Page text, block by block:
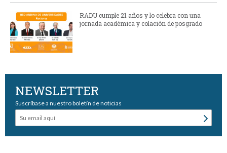
RADU cumple 21 años y lo celebra con una
jornada académica y colación de posgrado
NEWSLETTER
Suscríbase a nuestro boletín de noticias